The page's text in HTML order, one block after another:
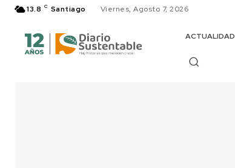
13.8 C Santiago Viernes, Agosto 7, 2026
ACTUALIDAD